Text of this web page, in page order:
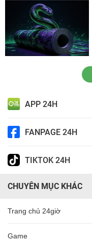
APP 24H
FANPAGE 24H
TIKTOK 24H
CHUYÊN MỤC KHÁC
Trang chủ 24giờ
Game